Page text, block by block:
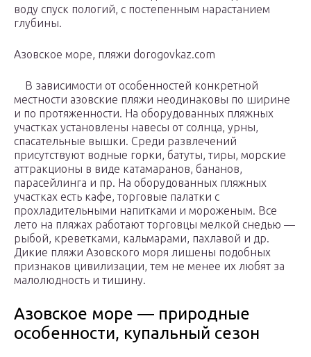
воду спуск пологий, с постепенным нарастанием
глубины.
Азовское море, пляжи dorogovkaz.com
В зависимости от особенностей конкретной
местности азовские пляжи неодинаковы по ширине
и по протяженности. На оборудованных пляжных
участках установлены навесы от солнца, урны,
спасательные вышки. Среди развлечений
присутствуют водные горки, батуты, тиры, морские
аттракционы в виде катамаранов, бананов,
парасейлинга и пр. На оборудованных пляжных
участках есть кафе, торговые палатки с
прохладительными напитками и мороженым. Все
лето на пляжах работают торговцы мелкой снедью —
рыбой, креветками, кальмарами, пахлавой и др.
Дикие пляжи Азовского моря лишены подобных
признаков цивилизации, тем не менее их любят за
малолюдность и тишину.
Азовское море — природные
особенности, купальный сезон